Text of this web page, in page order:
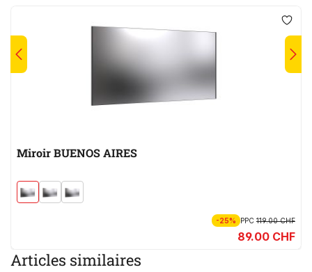
Miroir BUENOS AIRES
-25% PPC119.00 CHF
89.00 CHF
Articles similaires